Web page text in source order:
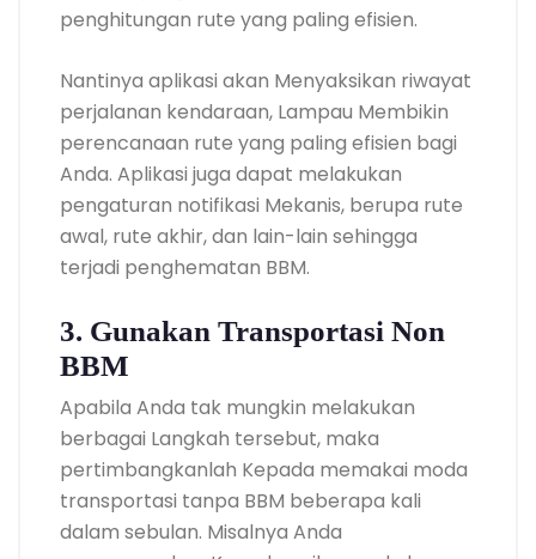
penghitungan rute yang paling efisien.
Nantinya aplikasi akan Menyaksikan riwayat
perjalanan kendaraan, Lampau Membikin
perencanaan rute yang paling efisien bagi
Anda. Aplikasi juga dapat melakukan
pengaturan notifikasi Mekanis, berupa rute
awal, rute akhir, dan lain-lain sehingga
terjadi penghematan BBM.
3. Gunakan Transportasi Non
BBM
Apabila Anda tak mungkin melakukan
berbagai Langkah tersebut, maka
pertimbangkanlah Kepada memakai moda
transportasi tanpa BBM beberapa kali
dalam sebulan. Misalnya Anda